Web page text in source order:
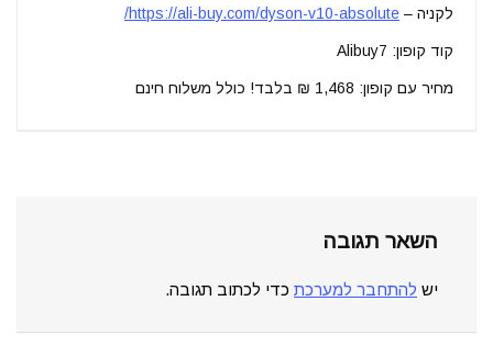
לקניה – https://ali-buy.com/dyson-v10-absolute/
קוד קופון: Alibuy7
מחיר עם קופון: 1,468 ₪ בלבד! כולל משלוח חינם
השאר תגובה
יש להתחבר למערכת כדי לכתוב תגובה.